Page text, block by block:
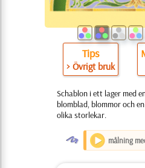
Tips
> Övrigt bruk
Schablon i ett lager med
blomblad, blommor och
olika storlekar.
O målning